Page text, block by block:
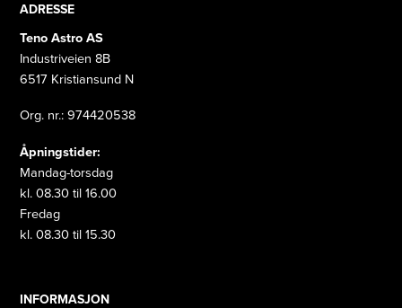
ADRESSE
Teno Astro AS
Industriveien 8B
6517 Kristiansund N
Org. nr.: 974420538
Åpningstider:
Mandag-torsdag
kl. 08.30 til 16.00
Fredag
kl. 08.30 til 15.30
INFORMASJON